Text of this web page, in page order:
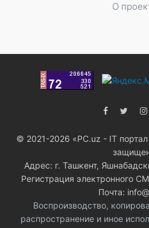
О
© 2021-2026 «PC.uz - IT
Адрес: г. Ташкент,
Регистрация электронного
Почта:
Воспроизводство,
распространение и иное